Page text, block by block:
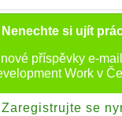
Nenechte si ujít
příspěvky e-
Work v
Zaregistrujte se